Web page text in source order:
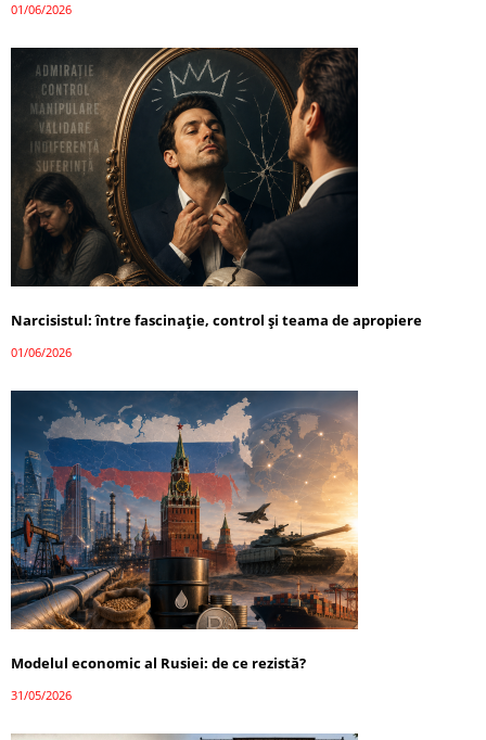
01/06/2026
Narcisistul: între fascinație, control și teama de apropiere
01/06/2026
Modelul economic al Rusiei: de ce rezistă?
31/05/2026